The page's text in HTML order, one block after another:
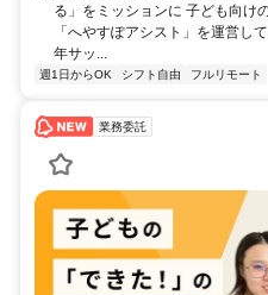
る」をミッションに 子ども向け
「へやすぽアシスト」を運営し
年サッ...
週1日からOK シフト自由 フルリモート
業務委託